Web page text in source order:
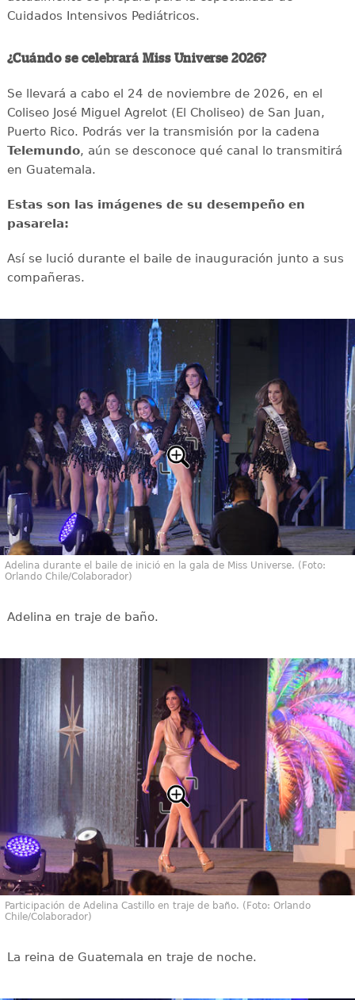
Cuidados Intensivos Pediátricos.
¿Cuándo se celebrará Miss Universe 2026?
Se llevará a cabo el 24 de noviembre de 2026, en el
Coliseo José Miguel Agrelot (El Choliseo) de San Juan,
Puerto Rico. Podrás ver la transmisión por la cadena
Telemundo, aún se desconoce qué canal lo transmitirá
en Guatemala.
Estas son las imágenes de su desempeño en
pasarela:
Así se lució durante el baile de inauguración junto a sus
compañeras.
Adelina durante el baile de inició en la gala de Miss Universe. (Foto:
Orlando Chile/Colaborador)
Adelina en traje de baño.
Participación de Adelina Castillo en traje de baño. (Foto: Orlando
Chile/Colaborador)
La reina de Guatemala en traje de noche.